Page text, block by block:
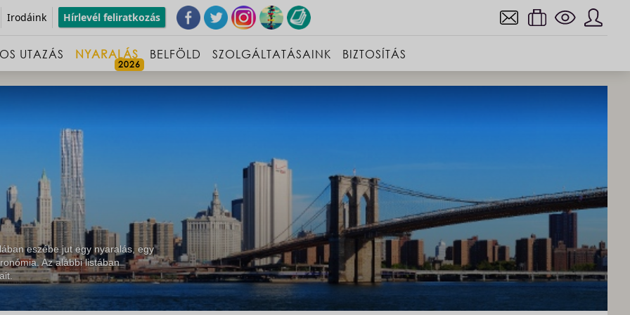
Irodáink Hírlevél feliratkozás
UTAZÁS NYARALÁS BELFÖLD SZOLGÁLTATÁSAINK BIZTOSÍTÁS
eszébe jut egy nyaralás, egy
Az alábbi listában